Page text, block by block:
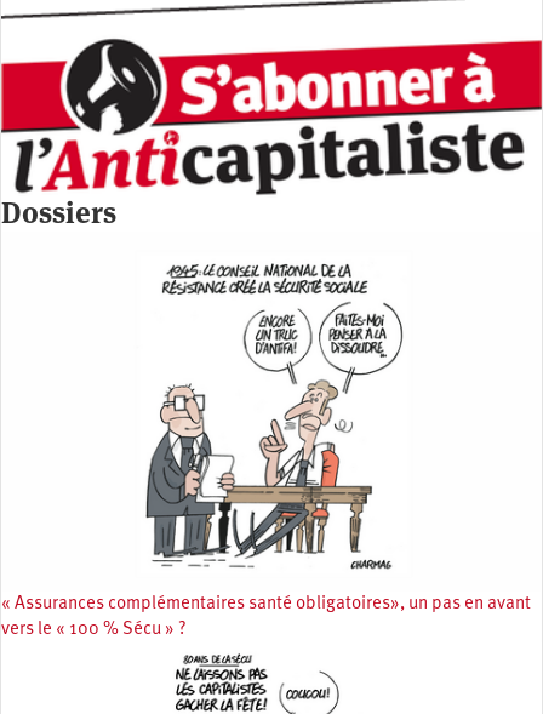
Dossiers
« Assurances complémentaires santé obligatoires», un pas en avant
vers le « 100 % Sécu » ?